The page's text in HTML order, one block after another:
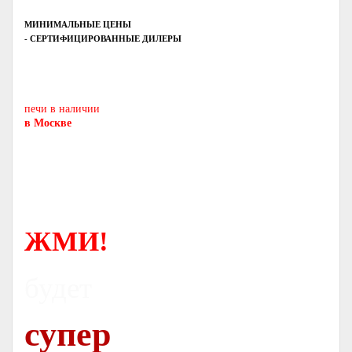
МИНИМАЛЬНЫЕ ЦЕНЫ
- СЕРТИФИЦИРОВАННЫЕ ДИЛЕРЫ
печи в наличии
в Москве
ЖМИ!
супер